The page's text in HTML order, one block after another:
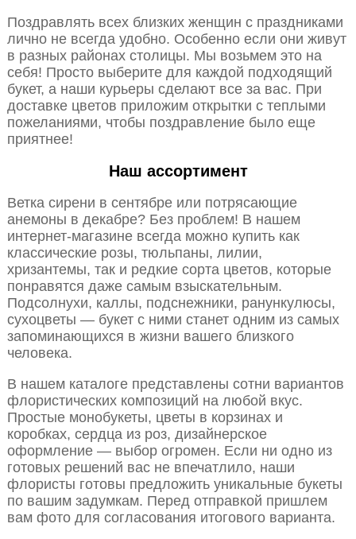
Поздравлять всех близких женщин с праздниками
лично не всегда удобно. Особенно если они живут
в разных районах столицы. Мы возьмем это на
себя! Просто выберите для каждой подходящий
букет, а наши курьеры сделают все за вас. При
доставке цветов приложим открытки с теплыми
пожеланиями, чтобы поздравление было еще
приятнее!
Наш ассортимент
Ветка сирени в сентябре или потрясающие
анемоны в декабре? Без проблем! В нашем
интернет-магазине всегда можно купить как
классические розы, тюльпаны, лилии,
хризантемы, так и редкие сорта цветов, которые
понравятся даже самым взыскательным.
Подсолнухи, каллы, подснежники, ранункулюсы,
сухоцветы — букет с ними станет одним из самых
запоминающихся в жизни вашего близкого
человека.
В нашем каталоге представлены сотни вариантов
флористических композиций на любой вкус.
Простые монобукеты, цветы в корзинах и
коробках, сердца из роз, дизайнерское
оформление — выбор огромен. Если ни одно из
готовых решений вас не впечатлило, наши
флористы готовы предложить уникальные букеты
по вашим задумкам. Перед отправкой пришлем
вам фото для согласования итогового варианта.